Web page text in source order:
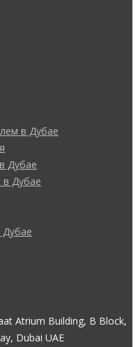
в Дубае
Дубае
в Дубае
Дубае
Atrium Building, B Block,
Dubai UAE